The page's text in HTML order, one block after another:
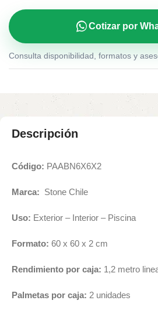
Cotizar por
Consulta disponibilidad, formatos y
Descripción
Código: PAABN6X6X2
Marca: Stone Chile
Uso: Exterior – Interior – Piscina
Formato: 60 x 60 x 2 cm
Rendimiento por caja: 1,2 metro
Palmetas por caja: 2 unidades